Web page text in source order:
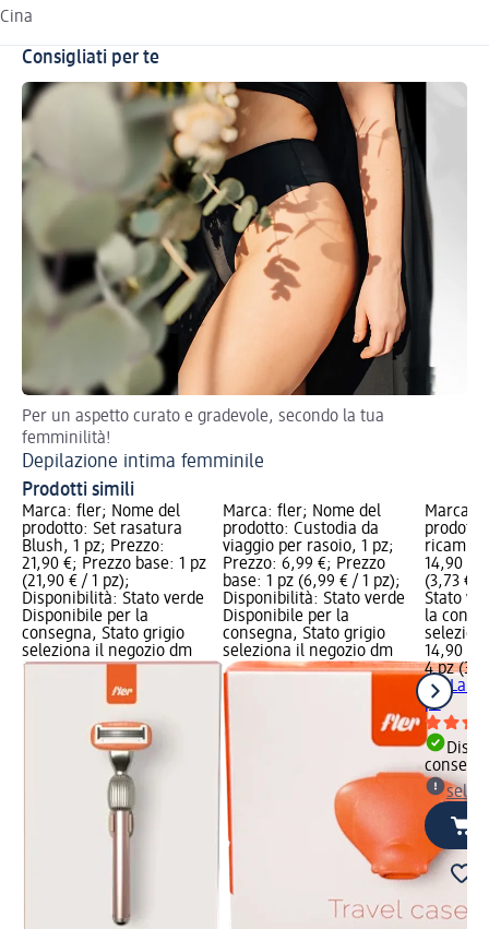
Cina
Consigliati per te
Per un aspetto curato e gradevole, secondo la tua
femminilità!
Depilazione intima femminile
Prodotti simili
Marca: fler; Nome del
prodotto: Set rasatura
Blush, 1 pz; Prezzo:
21,90 €; Prezzo base: 1 pz
(21,90 € / 1 pz);
Disponibilità: Stato verde
Disponibile per la
consegna, Stato grigio
seleziona il negozio dm
Marca: fler; Nome del
prodotto: Custodia da
viaggio per rasoio, 1 pz;
Prezzo: 6,99 €; Prezzo
base: 1 pz (6,99 € / 1 pz);
Disponibilità: Stato verde
Disponibile per la
consegna, Stato grigio
seleziona il negozio dm
Marca:
14,90 €;
(3,73 € /
Stato
la
14,90 €
4 pz
fler
pz